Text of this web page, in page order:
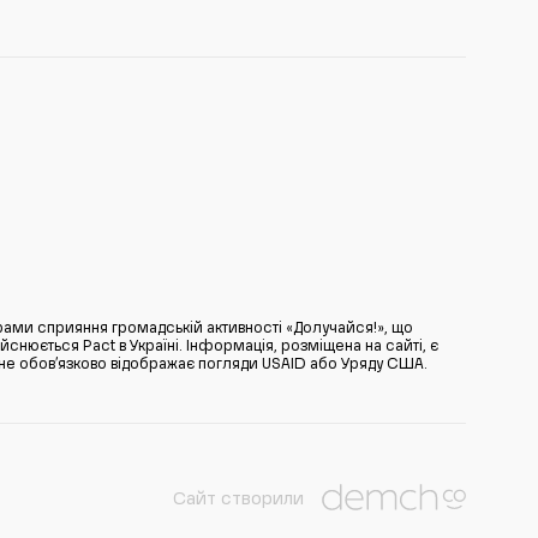
сприяння громадській активності «Долучайся!», що
Pact в Україні. Інформація, розміщена на сайті, є
обов’язково відображає погляди USAID або Уряду США.
Сайт створили